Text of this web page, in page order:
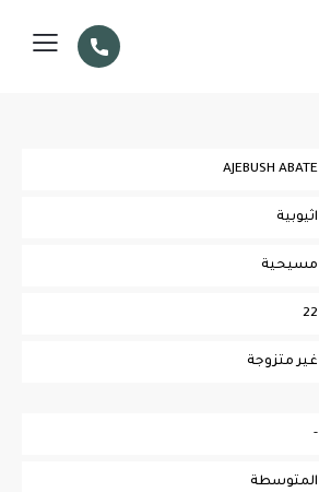
AJEBUSH ABATE
اثيوبية
مسيحية
22
غير متزوجة
-
المتوسطة